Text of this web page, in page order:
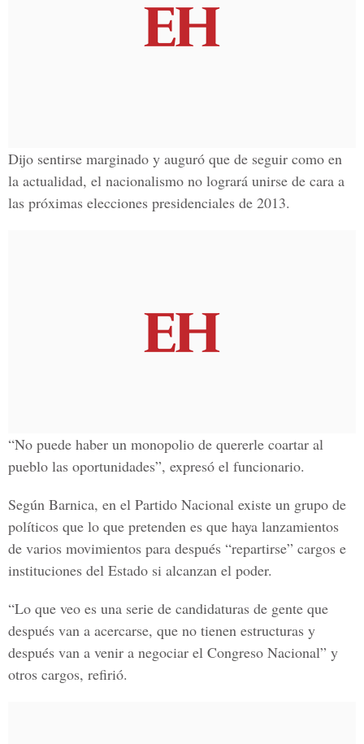
Dijo sentirse marginado y auguró que de seguir como en
la actualidad, el nacionalismo no logrará unirse de cara a
las próximas elecciones presidenciales de 2013.
“No puede haber un monopolio de quererle coartar al
pueblo las oportunidades”, expresó el funcionario.
Según Barnica, en el Partido Nacional existe un grupo de
políticos que lo que pretenden es que haya lanzamientos
de varios movimientos para después “repartirse” cargos e
instituciones del Estado si alcanzan el poder.
“Lo que veo es una serie de candidaturas de gente que
después van a acercarse, que no tienen estructuras y
después van a venir a negociar el Congreso Nacional” y
otros cargos, refirió.